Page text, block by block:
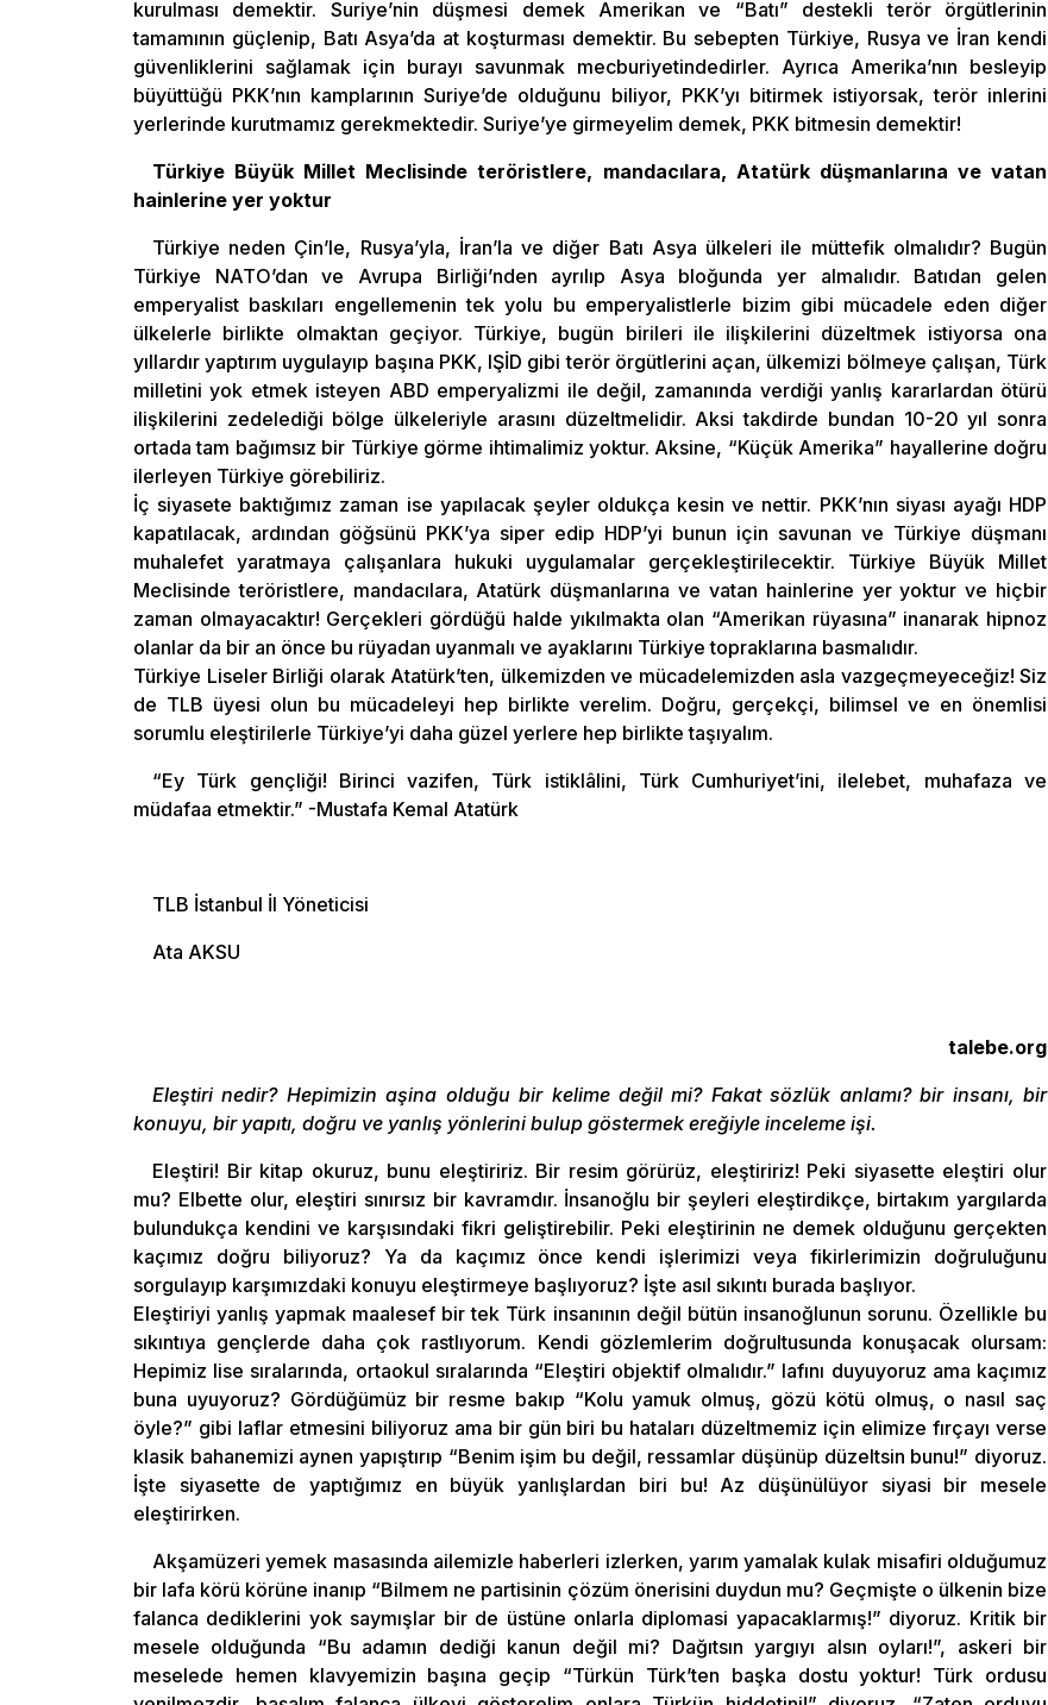
kurulması demektir. Suriye’nin düşmesi demek Amerikan ve “Batı” destekli terör örgütlerinin
tamamının güçlenip, Batı Asya’da at koşturması demektir. Bu sebepten Türkiye, Rusya ve İran kendi
güvenliklerini sağlamak için burayı savunmak mecburiyetindedirler. Ayrıca Amerika’nın besleyip
büyüttüğü PKK’nın kamplarının Suriye’de olduğunu biliyor, PKK’yı bitirmek istiyorsak, terör inlerini
yerlerinde kurutmamız gerekmektedir. Suriye’ye girmeyelim demek, PKK bitmesin demektir!
Türkiye Büyük Millet Meclisinde teröristlere, mandacılara, Atatürk düşmanlarına ve vatan
hainlerine yer yoktur
Türkiye neden Çin’le, Rusya’yla, İran’la ve diğer Batı Asya ülkeleri ile müttefik olmalıdır? Bugün
Türkiye NATO’dan ve Avrupa Birliği’nden ayrılıp Asya bloğunda yer almalıdır. Batıdan gelen
emperyalist baskıları engellemenin tek yolu bu emperyalistlerle bizim gibi mücadele eden diğer
ülkelerle birlikte olmaktan geçiyor. Türkiye, bugün birileri ile ilişkilerini düzeltmek istiyorsa ona
yıllardır yaptırım uygulayıp başına PKK, IŞİD gibi terör örgütlerini açan, ülkemizi bölmeye çalışan, Türk
milletini yok etmek isteyen ABD emperyalizmi ile değil, zamanında verdiği yanlış kararlardan ötürü
ilişkilerini zedelediği bölge ülkeleriyle arasını düzeltmelidir. Aksi takdirde bundan 10-20 yıl sonra
ortada tam bağımsız bir Türkiye görme ihtimalimiz yoktur. Aksine, “Küçük Amerika” hayallerine doğru
ilerleyen Türkiye görebiliriz.
İç siyasete baktığımız zaman ise yapılacak şeyler oldukça kesin ve nettir. PKK’nın siyası ayağı HDP
kapatılacak, ardından göğsünü PKK’ya siper edip HDP’yi bunun için savunan ve Türkiye düşmanı
muhalefet yaratmaya çalışanlara hukuki uygulamalar gerçekleştirilecektir. Türkiye Büyük Millet
Meclisinde teröristlere, mandacılara, Atatürk düşmanlarına ve vatan hainlerine yer yoktur ve hiçbir
zaman olmayacaktır! Gerçekleri gördüğü halde yıkılmakta olan “Amerikan rüyasına” inanarak hipnoz
olanlar da bir an önce bu rüyadan uyanmalı ve ayaklarını Türkiye topraklarına basmalıdır.
Türkiye Liseler Birliği olarak Atatürk’ten, ülkemizden ve mücadelemizden asla vazgeçmeyeceğiz! Siz
de TLB üyesi olun bu mücadeleyi hep birlikte verelim. Doğru, gerçekçi, bilimsel ve en önemlisi
sorumlu eleştirilerle Türkiye’yi daha güzel yerlere hep birlikte taşıyalım.
“Ey Türk gençliği! Birinci vazifen, Türk istiklâlini, Türk Cumhuriyet’ini, ilelebet, muhafaza ve
müdafaa etmektir.” -Mustafa Kemal Atatürk
TLB İstanbul İl Yöneticisi
Ata AKSU
talebe.org
Eleştiri nedir? Hepimizin aşina olduğu bir kelime değil mi? Fakat sözlük anlamı? bir insanı, bir
konuyu, bir yapıtı, doğru ve yanlış yönlerini bulup göstermek ereğiyle inceleme işi.
Eleştiri! Bir kitap okuruz, bunu eleştiririz. Bir resim görürüz, eleştiririz! Peki siyasette eleştiri olur
mu? Elbette olur, eleştiri sınırsız bir kavramdır. İnsanoğlu bir şeyleri eleştirdikçe, birtakım yargılarda
bulundukça kendini ve karşısındaki fikri geliştirebilir. Peki eleştirinin ne demek olduğunu gerçekten
kaçımız doğru biliyoruz? Ya da kaçımız önce kendi işlerimizi veya fikirlerimizin doğruluğunu
sorgulayıp karşımızdaki konuyu eleştirmeye başlıyoruz? İşte asıl sıkıntı burada başlıyor.
Eleştiriyi yanlış yapmak maalesef bir tek Türk insanının değil bütün insanoğlunun sorunu. Özellikle bu
sıkıntıya gençlerde daha çok rastlıyorum. Kendi gözlemlerim doğrultusunda konuşacak olursam:
Hepimiz lise sıralarında, ortaokul sıralarında “Eleştiri objektif olmalıdır.” lafını duyuyoruz ama kaçımız
buna uyuyoruz? Gördüğümüz bir resme bakıp “Kolu yamuk olmuş, gözü kötü olmuş, o nasıl saç
öyle?” gibi laflar etmesini biliyoruz ama bir gün biri bu hataları düzeltmemiz için elimize fırçayı verse
klasik bahanemizi aynen yapıştırıp “Benim işim bu değil, ressamlar düşünüp düzeltsin bunu!” diyoruz.
İşte siyasette de yaptığımız en büyük yanlışlardan biri bu! Az düşünülüyor siyasi bir mesele
eleştirirken.
Akşamüzeri yemek masasında ailemizle haberleri izlerken, yarım yamalak kulak misafiri olduğumuz
bir lafa körü körüne inanıp “Bilmem ne partisinin çözüm önerisini duydun mu? Geçmişte o ülkenin bize
falanca dediklerini yok saymışlar bir de üstüne onlarla diplomasi yapacaklarmış!” diyoruz. Kritik bir
mesele olduğunda “Bu adamın dediği kanun değil mi? Dağıtsın yargıyı alsın oyları!”, askeri bir
meselede hemen klavyemizin başına geçip “Türkün Türk’ten başka dostu yoktur! Türk ordusu